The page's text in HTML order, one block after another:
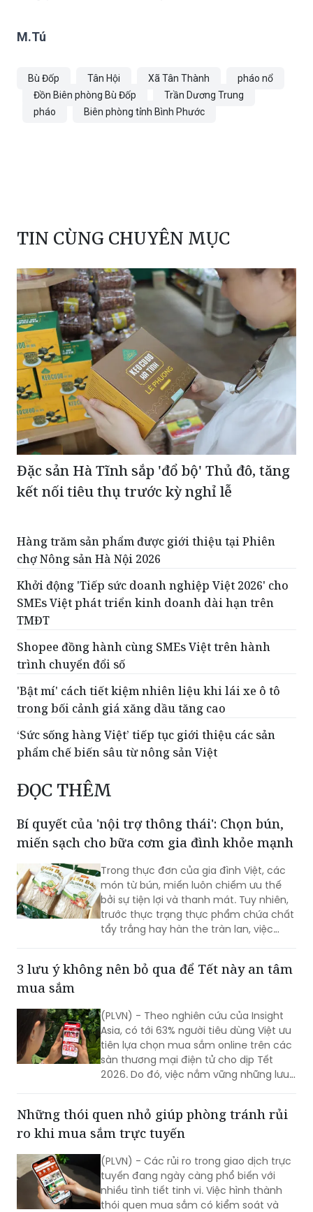
M.Tú
Bù Đốp Tân Hội Xã Tân Thành
pháo nổ
Đồn Biên phòng Bù Đốp
Trần Dương Trung
pháo
Biên phòng tỉnh Bình Phước
TIN CÙNG CHUYÊN MỤC
Đặc sản Hà Tĩnh sắp 'đổ bộ' Thủ đô, tăng
kết nối tiêu thụ trước kỳ nghỉ lễ
Hàng trăm sản phẩm được giới thiệu tại Phiên
chợ Nông sản Hà Nội 2026
Khởi động 'Tiếp sức doanh nghiệp Việt 2026' cho
SMEs Việt phát triển kinh doanh dài hạn trên
TMĐT
Shopee đồng hành cùng SMEs Việt trên hành
trình chuyển đổi số
'Bật mí' cách tiết kiệm nhiên liệu khi lái xe ô tô
trong bối cảnh giá xăng dầu tăng cao
‘Sức sống hàng Việt’ tiếp tục giới thiệu các sản
phẩm chế biến sâu từ nông sản Việt
ĐỌC THÊM
Bí quyết của 'nội trợ thông thái': Chọn bún,
miến sạch cho bữa cơm gia đình khỏe mạnh
Trong thực đơn của gia đình Việt, các
món từ bún, miến luôn chiếm ưu thế
bởi sự tiện lợi và thanh mát. Tuy nhiên,
trước thực trạng thực phẩm chứa chất
tẩy trắng hay hàn the tràn lan, việc
bảo vệ sức khỏe cả nhà, nhiều chị em
thương hiệu uy tín.
3 lưu ý không nên bỏ qua để Tết này an tâm
mua sắm
(PLVN) - Theo nghiên cứu của Insight
Asia, có tới 63% người tiêu dùng Việt ưu
tiên lựa chọn mua sắm online trên các
sàn thương mại điện tử cho dịp Tết
2026. Do đó, việc nắm vững những lưu
tâm hơn trong quá trình đặt hàng trực
tuyến.
Những thói quen nhỏ giúp phòng tránh rủi
ro khi mua sắm trực tuyến
(PLVN) - Các rủi ro trong giao dịch trực
tuyến đang ngày càng phổ biến với
nhiều tình tiết tinh vi. Việc hình thành
thói quen mua sắm có kiểm soát và